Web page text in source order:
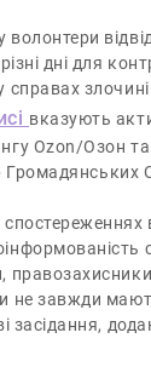
дні для
справах
вказують
Ozon/Озон
спостереженнях
не завжди
засідання,